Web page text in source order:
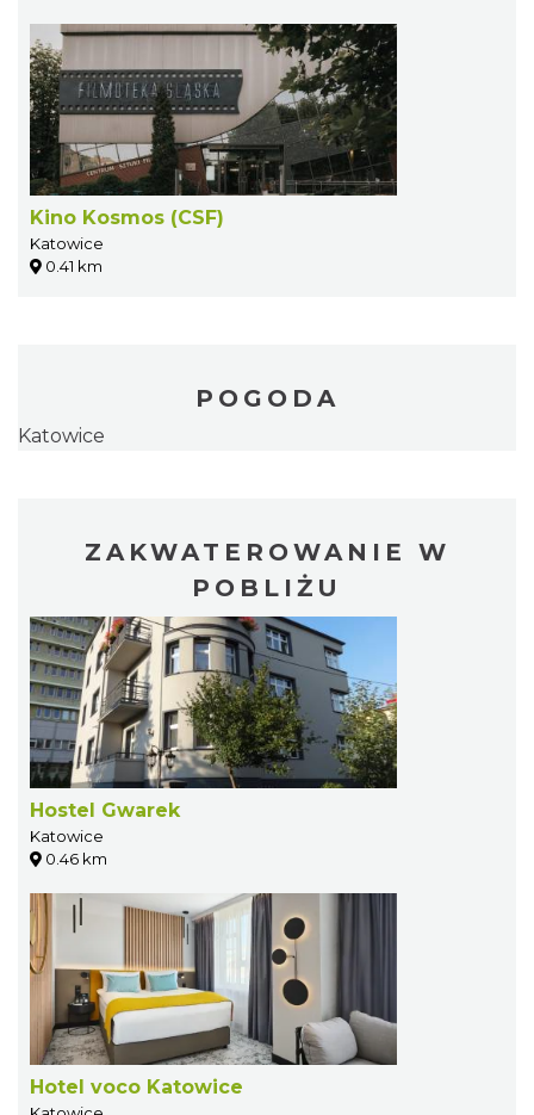
Kino Kosmos (CSF)
Katowice
0.41 km
POGODA
Katowice
ZAKWATEROWANIE W
POBLIŻU
Hostel Gwarek
Katowice
0.46 km
Hotel voco Katowice